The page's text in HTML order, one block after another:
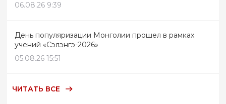
06.08.26 9:39
День популяризации Монголии прошел в рамках
учений «Сэлэнгэ-2026»
05.08.26 15:51
ЧИТАТЬ ВСЕ